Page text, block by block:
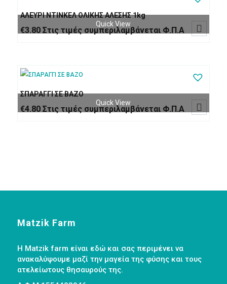
ΑΛΕΥΡΙ ΝΤΙΝΚΕΛ ΟΛΙΚΗΣ ΑΛΕΣΗΣ 1kg
€3.80 Στις τιμές συμπεριλαμβάνεται Φ.Π.Α
Quick View 
ΣΠΑΡΑΓΓΙ ΣΕ ΒΑΖΟ
€4.80 Στις τιμές συμπεριλαμβάνεται Φ.Π.Α
Quick View 
Matzik Farm
Η Matzik farm είναι εδώ και σας περιμένει να
ανακαλύψουμε μαζί την μαγεία της φύσης και τους
ατελείωτους θησαυρούς της.